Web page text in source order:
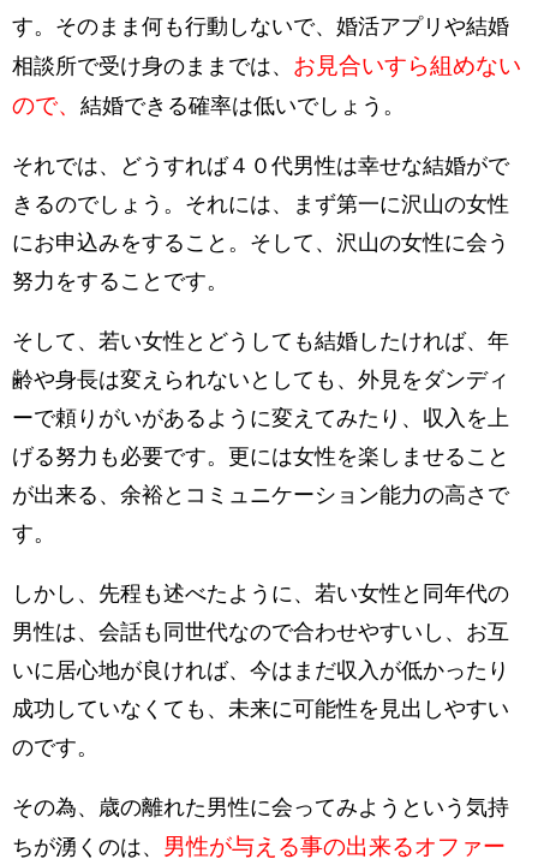
す。そのまま何も行動しないで、婚活アプリや結婚
相談所で受け身のままでは、 お見合いすら組めない
ので、 結婚できる確率は低いでしょう。
それでは、どうすれば４０代男性は幸せな結婚がで
きるのでしょう。それには、まず第一に沢山の女性
にお申込みをすること。そして、沢山の女性に会う
努力をすることです。
そして、若い女性とどうしても結婚したければ、年
齢や身長は変えられないとしても、外見をダンディ
ーで頼りがいがあるように変えてみたり、収入を上
げる努力も必要です。更には女性を楽しませること
が出来る、余裕とコミュニケーション能力の高さで
す。
しかし、先程も述べたように、若い女性と同年代の
男性は、会話も同世代なので合わせやすいし、お互
いに居心地が良ければ、今はまだ収入が低かったり
成功していなくても、未来に可能性を見出しやすい
のです。
その為、歳の離れた男性に会ってみようという気持
ちが湧くのは、 男性が与える事の出来るオファー